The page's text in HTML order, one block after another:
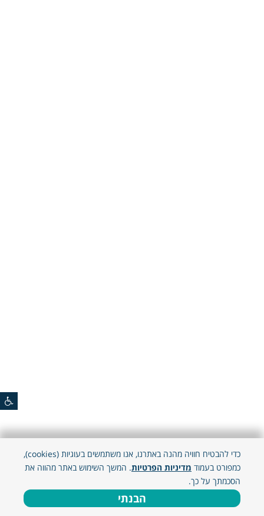
כדי להבטיח חוויה מהנה באתרנו, אנו משתמשים בעוגיות (cookies),
כמפורט בעמוד מדיניות הפרטיות. המשך השימוש באתר מהווה את
הסכמתך על כך.
הבנתי